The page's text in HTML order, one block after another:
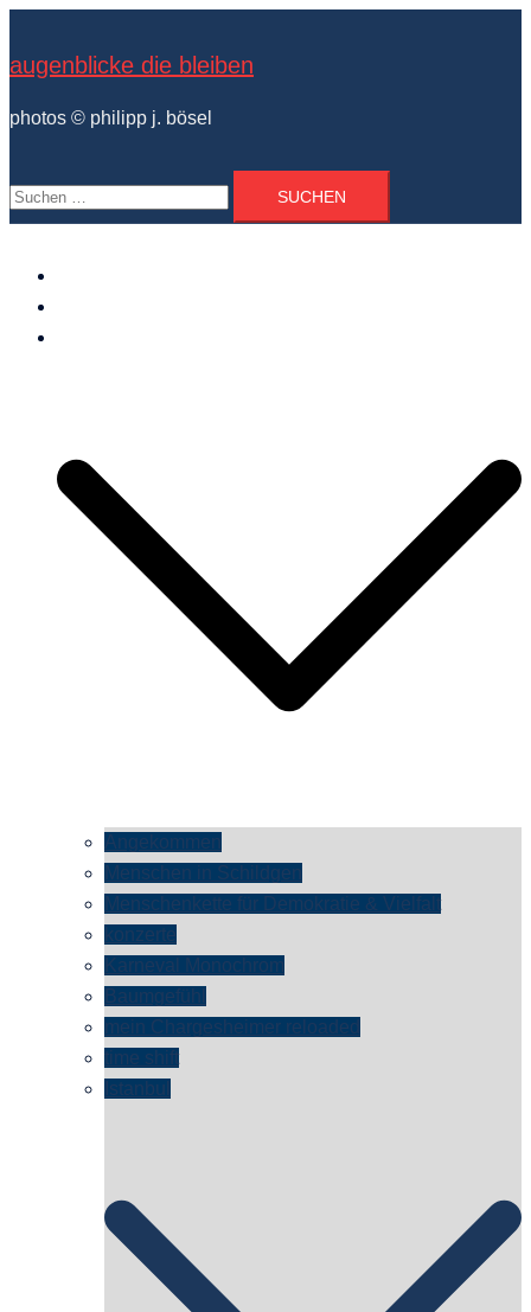
springen
augenblicke die bleiben
photos © philipp j. bösel
Suchen
nach:
Angekommen
Menschen in Schildgen
Menschenkette für Demokratie & Vielfalt
konzerte
Karneval Monochrom
Baumgefühl
mein Chargesheimer reloaded
time shift
Istanbul